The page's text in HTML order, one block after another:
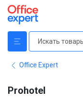
Office Expert
Prohotel